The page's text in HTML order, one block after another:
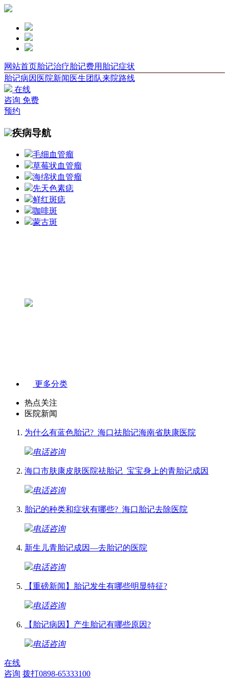
网站首页胎记治疗胎记费用 胎记症状
胎记病因 医院新闻 医生团队来院路线
在线
咨询 免费
预约
疾病导航
毛细血管瘤
草莓状血管瘤
海绵状血管瘤
先天色素痣
鲜红斑痣
咖啡斑
蒙古斑
更多分类
热点关注
医院新闻
为什么有蓝色胎记?_海口祛胎记海南省肤康医院
电话咨询
海口市肤康皮肤医院祛胎记_宝宝身上的青胎记成因
电话咨询
胎记的种类和症状有哪些?_海口胎记去除医院
电话咨询
新生儿青胎记成因—去胎记的医院
电话咨询
【重磅新闻】胎记发生有哪些明显特征?
电话咨询
【胎记病因】产生胎记有哪些原因?
电话咨询
在线
咨询 拨打0898-65333100